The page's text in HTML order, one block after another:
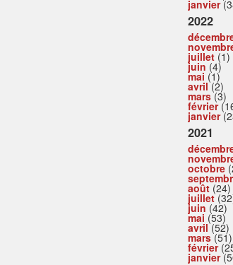
janvier
2022
juillet (1)
juin (4)
mai (1)
avril(2)
mars(3)
février
janvier
2021
octobre
août (24)
juillet
juin (42)
mai (53)
avril(52)
mars(51)
février
janvier